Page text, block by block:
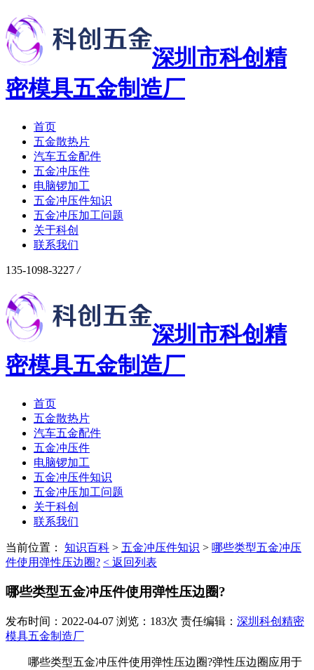
深圳市科创精
密模具五金制造厂
首页
五金散热片
汽车五金配件
五金冲压件
电脑锣加工
五金冲压件知识
五金冲压加工问题
关于科创
联系我们
135-1098-3227 /
深圳市科创精
密模具五金制造厂
首页
五金散热片
汽车五金配件
五金冲压件
电脑锣加工
五金冲压件知识
五金冲压加工问题
关于科创
联系我们
当前位置： 知识百科 > 五金冲压件知识 > 哪些类型五金冲压
件使用弹性压边圈? < 返回列表
哪些类型五金冲压件使用弹性压边圈?
发布时间：2022-04-07 浏览：183次 责任编辑： 深圳科创精密
模具五金制造厂
哪些类型五金冲压件使用弹性压边圈?弹性压边圈应用于